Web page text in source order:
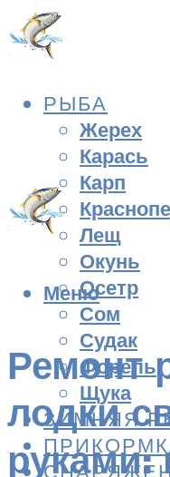
РЫБА
Жерех
Карась
Карп
Лещ
Окунь
Осетр
Сом
Судак
Форель
Щука
ЗИМНЯЯ
Меню
Ремонт
лодки
руками: